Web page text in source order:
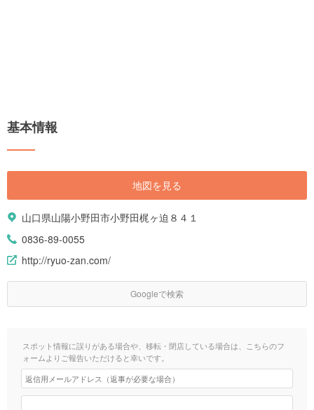
基本情報
地図を見る
山口県山陽小野田市小野田梶ヶ迫８４１
0836-89-0055
http://ryuo-zan.com/
Googleで検索
スポット情報に誤りがある場合や、移転・閉店している場合は、こちらのフ
ォームよりご報告いただけると幸いです。